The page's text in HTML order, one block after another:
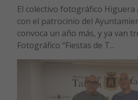
El colectivo fotográfico Higuera
con el patrocinio del
convoca un año más, y ya van
Fotográfico “Fiestas de T...